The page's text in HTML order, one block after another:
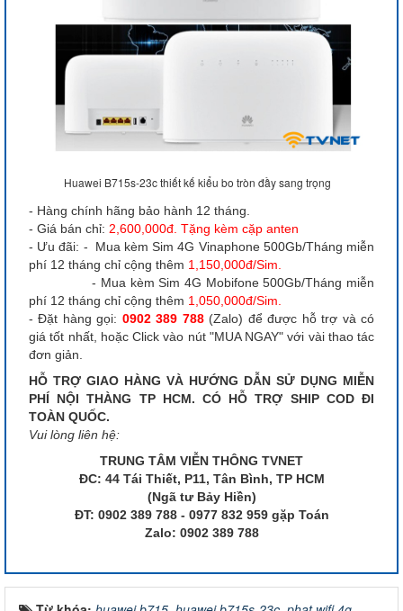
Huawei B715s-23c thiết kế kiểu bo tròn đầy sang trọng
- Hàng chính hãng bảo hành 12 tháng.
- Giá bán chỉ: 2,600,000đ. Tặng kèm cặp anten
- Ưu đãi: - Mua kèm Sim 4G Vinaphone 500Gb/Tháng miễn
phí 12 tháng chỉ cộng thêm 1,150,000đ/Sim.
- Mua kèm Sim 4G Mobifone 500Gb/Tháng miễn
phí 12 tháng chỉ cộng thêm 1,050,000đ/Sim.
​​​​​​- Đặt hàng gọi: 0902 389 788(Zalo) để được hỗ trợ và có
giá tốt nhất, hoặc Click vào nút "MUA NGAY" với vài thao tác
đơn giản.
HỖ TRỢ GIAO HÀNG VÀ HƯỚNG DẪN SỬ DỤNG MIỄN
PHÍ NỘI THÀNG TP HCM. CÓ HỖ TRỢ SHIP COD ĐI
TOÀN QUỐC.
Vui lòng liên hệ:
TRUNG TÂM VIỄN THÔNG TVNET
ĐC: 44 Tái Thiết, P11, Tân Bình, TP HCM
(Ngã tư Bảy Hiền)
ĐT: 0902 389 788 - 0977 832 959 gặp Toán
Zalo: 0902 389 788